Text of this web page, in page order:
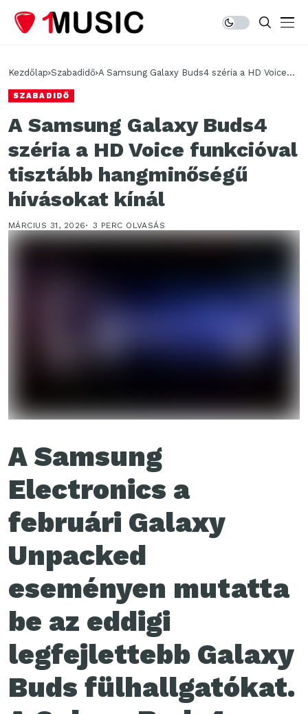
Kezdőlap Szabadidő A Samsung Galaxy Buds4 széria a HD Voice
SZABADIDŐ
A Samsung Galaxy Buds4
széria a HD Voice funkcióval
tisztább hangminőségű
hívásokat kínál
MÁRCIUS 31, 2026 3 PERC OLVASÁS
A Samsung
Electronics a
februári Galaxy
Unpacked
eseményen mutatta
be az eddigi
legfejlettebb Galaxy
Buds fülhallgatókat.